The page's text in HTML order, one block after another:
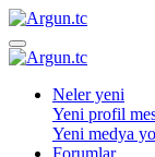
Neler yeni
Yeni profil
Yeni medya
Forumlar